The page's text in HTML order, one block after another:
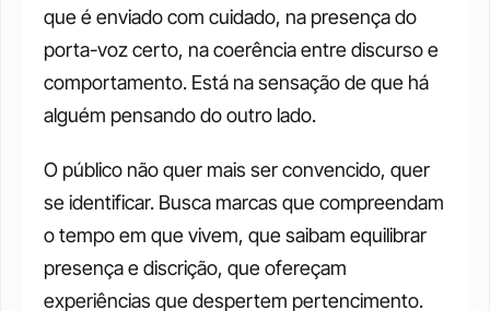
que é enviado com cuidado, na presença do
porta-voz certo, na coerência entre discurso e
comportamento. Está na sensação de que há
alguém pensando do outro lado.
O público não quer mais ser convencido, quer
se identificar. Busca marcas que compreendam
o tempo em que vivem, que saibam equilibrar
presença e discrição, que ofereçam
experiências que despertem pertencimento.